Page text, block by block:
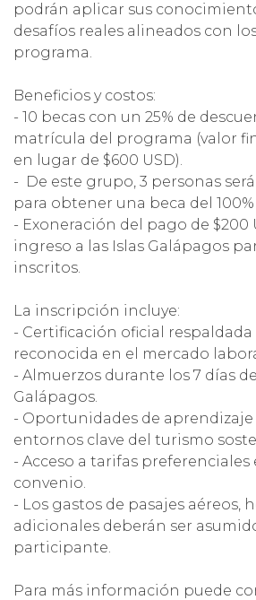
podrán aplicar sus
desafíos reales alineados con
programa.
Beneficios y costos:
- 10 becas con un 25% de
matrícula del programa (valor
en lugar de $600 USD).
- De este grupo, 3 personas
para obtener una beca del
- Exoneración del pago de $200
ingreso a las Islas Galápagos
inscritos.
La inscripción incluye:
- Certificación oficial respaldada
reconocida en el mercado
- Almuerzos durante los 7 días
Galápagos.
- Oportunidades de
entornos clave del turismo
- Acceso a tarifas
convenio.
- Los gastos de pasajes aéreos,
adicionales deberán ser
participante.
Para más información puede